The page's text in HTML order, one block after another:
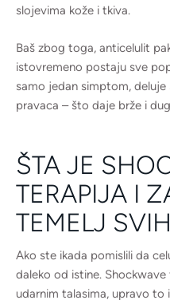
slojevima kože i tkiva.
Baš zbog toga, anticelulit
istovremeno postaju sve
samo jedan simptom,
pravaca – što daje brže i
ŠTA JE
TERAPIJA I
TEMELJ
Ako ste ikada pomislili da
daleko od istine.
udarnim talasima, upravo to